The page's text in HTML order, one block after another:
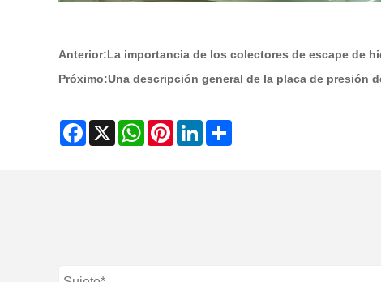
Anterior:La importancia de los colectores de escape de
Próximo:Una descripción general de la placa de presión
Facebook
X WhatsAppPinterestLinkedIn